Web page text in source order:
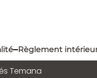
Règlement
Temana